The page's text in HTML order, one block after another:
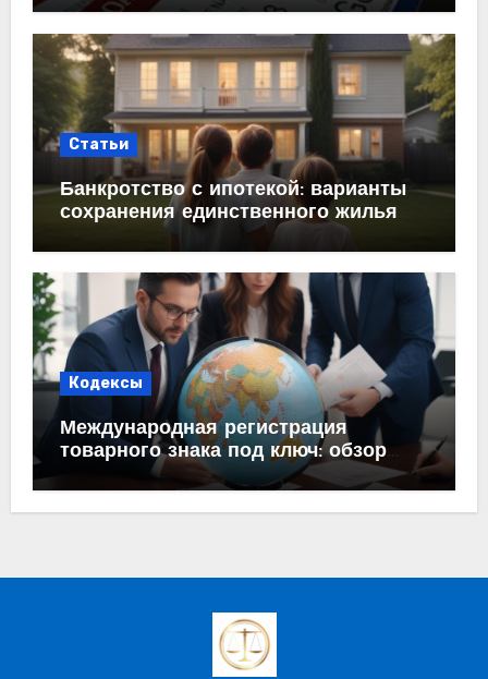
Статьи
Банкротство с ипотекой: варианты
сохранения единственного жилья
Кодексы
Международная регистрация
товарного знака под ключ: обзор
процесса и требований